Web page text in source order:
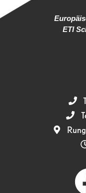
ETI